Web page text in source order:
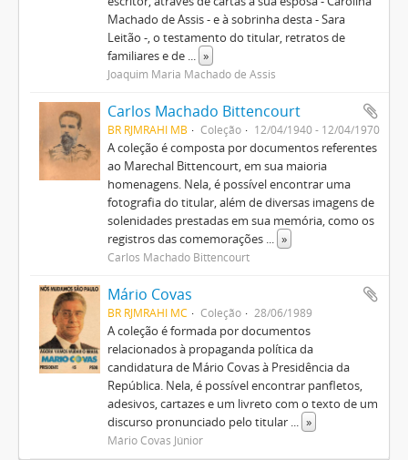
Machado de Assis - e à sobrinha desta - Sara
Leitão -, o testamento do titular, retratos de
familiares e de ... »
Joaquim Maria Machado de Assis
Carlos Machado Bittencourt
BR RJMRAHI MB Coleção 12/04/1940 - 12/04/1970
A coleção é composta por documentos referentes
ao Marechal Bittencourt, em sua maioria
homenagens. Nela, é possível encontrar uma
fotografia do titular, além de diversas imagens de
solenidades prestadas em sua memória, como os
registros das comemorações ... »
Carlos Machado Bittencourt
Mário Covas
BR RJMRAHI MC Coleção 28/06/1989
A coleção é formada por documentos
relacionados à propaganda política da
candidatura de Mário Covas à Presidência da
República. Nela, é possível encontrar panfletos,
adesivos, cartazes e um livreto com o texto de um
discurso pronunciado pelo titular ... »
Mário Covas Júnior